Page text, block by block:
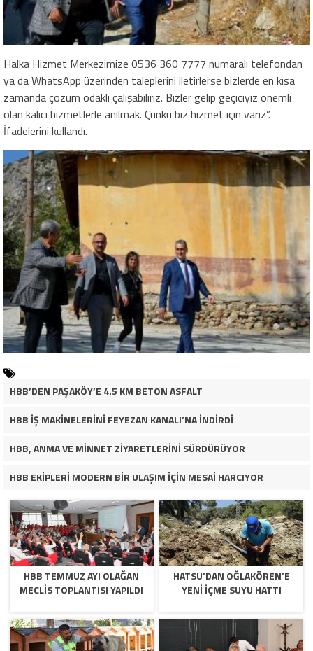
Halka Hizmet Merkezimize 0536 360 7777 numaralı telefondan
ya da WhatsApp üzerinden taleplerini iletirlerse bizlerde en kısa
zamanda çözüm odaklı çalışabiliriz. Bizler gelip geçiciyiz önemli
olan kalıcı hizmetlerle anılmak. Çünkü biz hizmet için varız”.
İfadelerini kullandı.
HBB’DEN PAŞAKÖY’E 4.5 KM BETON ASFALT
HBB İŞ MAKİNELERİNİ FEYEZAN KANALI’NA İNDİRDİ
HBB, ANMA VE MİNNET ZİYARETLERİNİ SÜRDÜRÜYOR
HBB EKİPLERİ MODERN BİR ULAŞIM İÇİN MESAİ HARCIYOR
HBB TEMMUZ AYI OLAĞAN
MECLİS TOPLANTISI YAPILDI
HATSU’DAN OĞLAKÖREN’E
YENİ İÇME SUYU HATTI